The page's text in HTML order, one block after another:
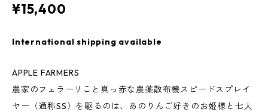
¥15,400
International shipping available
APPLE FARMERS
農家のフェラーリこと真っ赤な農薬散布機スピードスプレイ
ヤー（通称SS）を駆るのは、あのりんご好きのお姫様と七人